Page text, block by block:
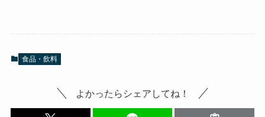
食品・飲料
よかったらシェアしてね！